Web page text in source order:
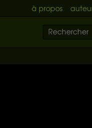
à propos